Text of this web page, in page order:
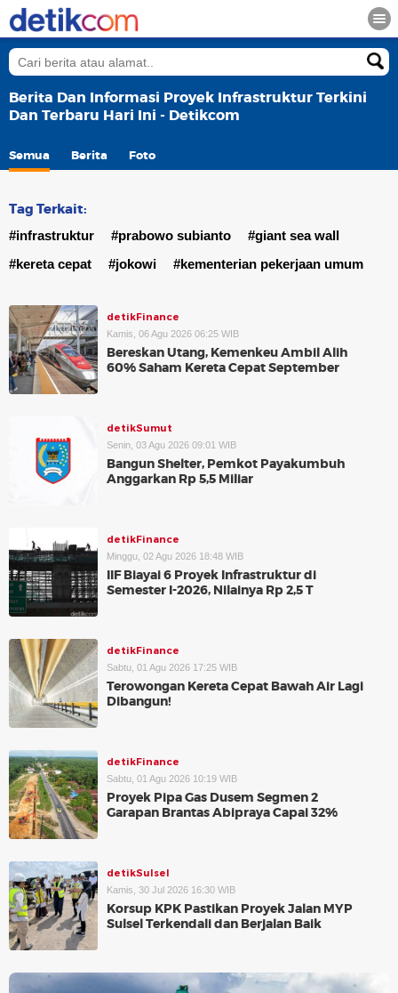
Berita Dan Informasi Proyek Infrastruktur Terkini
Dan Terbaru Hari Ini - Detikcom
Semua Berita Foto
Tag Terkait:
#infrastruktur #prabowo subianto
#giant sea wall
#kereta cepat
#jokowi #kementerian pekerjaan umum
detikFinance
Kamis, 06 Agu 2026 06:25 WIB
Bereskan Utang, Kemenkeu Ambil Alih
60% Saham Kereta Cepat September
detikSumut
Senin, 03 Agu 2026 09:01 WIB
Bangun Shelter, Pemkot Payakumbuh
Anggarkan Rp 5,5 Miliar
detikFinance
Minggu, 02 Agu 2026 18:48 WIB
IIF Biayai 6 Proyek Infrastruktur di
Semester I-2026, Nilainya Rp 2,5 T
detikFinance
Sabtu, 01 Agu 2026 17:25 WIB
Terowongan Kereta Cepat Bawah Air Lagi
Dibangun!
detikFinance
Sabtu, 01 Agu 2026 10:19 WIB
Proyek Pipa Gas Dusem Segmen 2
Garapan Brantas Abipraya Capai 32%
detikSulsel
Kamis, 30 Jul 2026 16:30 WIB
Korsup KPK Pastikan Proyek Jalan MYP
Sulsel Terkendali dan Berjalan Baik